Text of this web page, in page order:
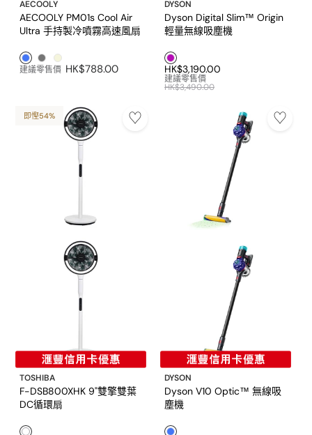
AECOOLY
AECOOLY PM01s Cool Air
Ultra 手持製冷噴霧高速風扇
藍色1 灰色1 米色1
建議零售價 HK$788.00
DYSON
Dyson Digital Slim™ Origin
輕量無線吸塵機
紫色1
HK$3,190.00
建議零售價
HK$3,490.00
即慳54%
TOSHIBA
F-DSB800XHK 9"雙擎雙葉
DC循環扇
白色1
DYSON
Dyson V10 Optic™ 無線吸
塵機
藍色1